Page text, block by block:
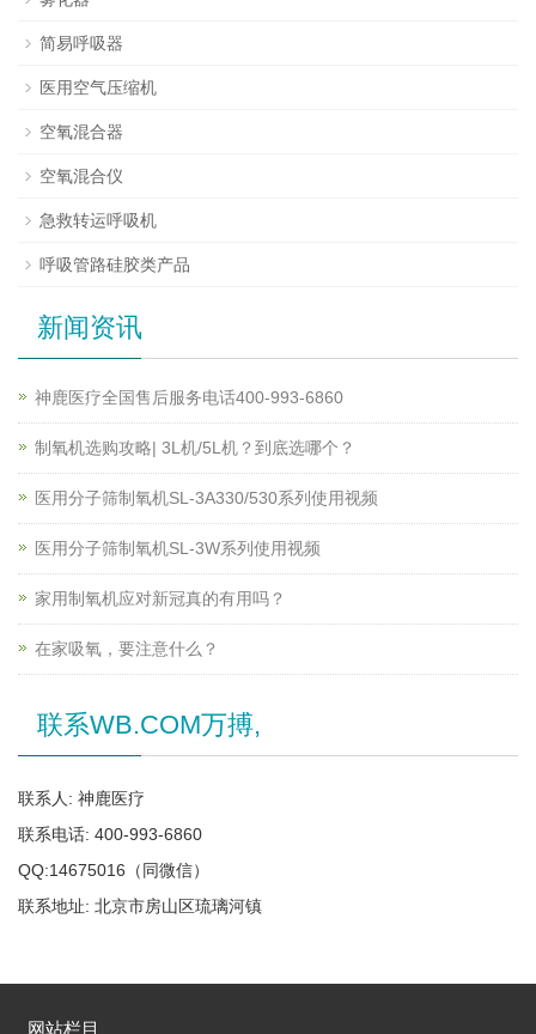
简易呼吸器
医用空气压缩机
空氧混合器
空氧混合仪
急救转运呼吸机
呼吸管路硅胶类产品
新闻资讯
神鹿医疗全国售后服务电话400-993-6860
制氧机选购攻略| 3L机/5L机？到底选哪个？
医用分子筛制氧机SL-3A330/530系列使用视频
医用分子筛制氧机SL-3W系列使用视频
家用制氧机应对新冠真的有用吗？
在家吸氧，要注意什么？
联系WB.COM万搏,
联系人: 神鹿医疗
联系电话: 400-993-6860
QQ:14675016（同微信）
联系地址: 北京市房山区琉璃河镇
网站栏目